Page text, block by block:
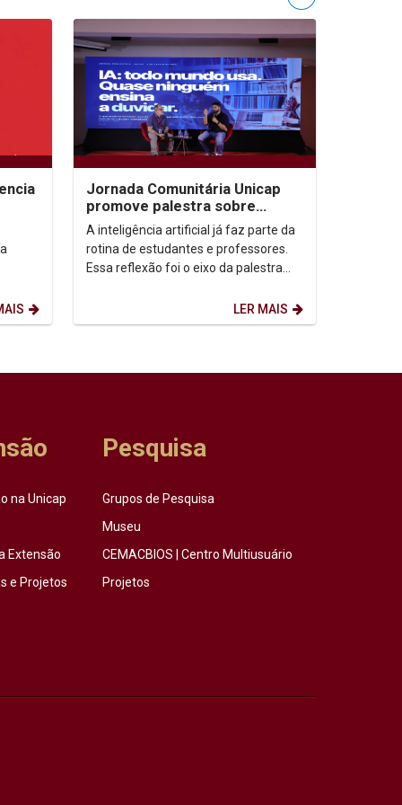
Jornada Comunitária Unicap
promove palestra sobre
aprendizagem com uso de IA
A inteligência artificial já faz parte da
rotina de estudantes e professores.
Essa reflexão foi o eixo da palestra
LER MAIS
na Unicap
Extensão
e Projetos
Pesquisa
Grupos de Pesquisa
Museu
CEMACBIOS | Centro Multiusuário
Projetos